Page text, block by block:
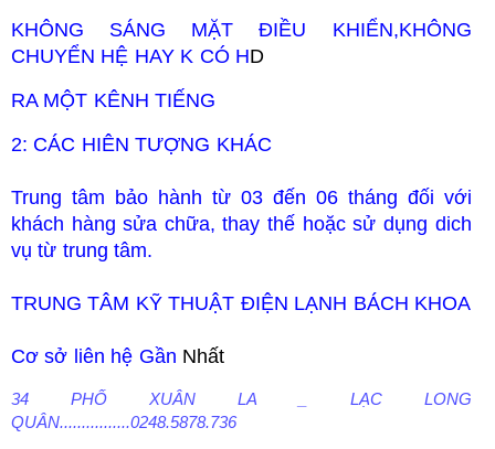
KHÔNG SÁNG MẶT ĐIỀU KHIỂN,KHÔNG
CHUYỂN HỆ HAY K CÓ HD
RA MỘT KÊNH TIẾNG
2: CÁC HIÊN TƯỢNG KHÁC
Trung tâm bảo hành từ 03 đến 06 tháng đối với
khách hàng sửa chữa, thay thế hoặc sử dụng dich
vụ từ trung tâm.
TRUNG TÂM KỸ THUẬT ĐIỆN LẠNH BÁCH KHOA
Cơ sở liên hệ Gần Nhất
34 PHỐ XUÂN LA _ LẠC LONG
QUÂN................0248.5878.736